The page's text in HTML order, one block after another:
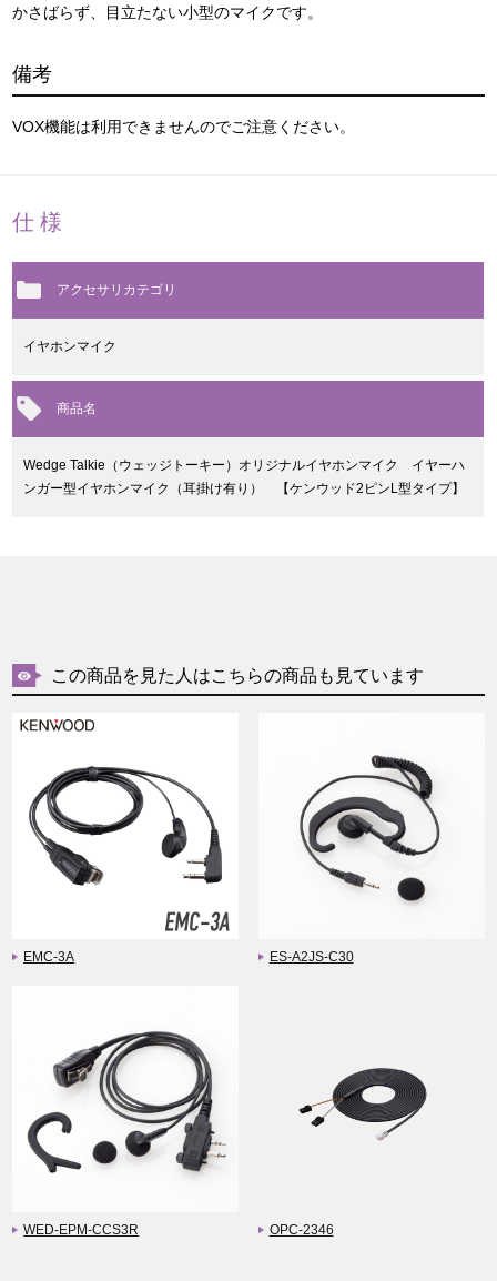
かさばらず、目立たない小型のマイクです。
備考
VOX機能は利用できませんのでご注意ください。
仕様
アクセサリカテゴリ
イヤホンマイク
商品名
Wedge Talkie（ウェッジトーキー）オリジナルイヤホンマイク イヤーハ
ンガー型イヤホンマイク（耳掛け有り） 【ケンウッド2ピンL型タイプ】
この商品を見た人はこちらの商品も見ています
EMC-3A ES-A2JS-C30
WED-EPM-CCS3R OPC-2346